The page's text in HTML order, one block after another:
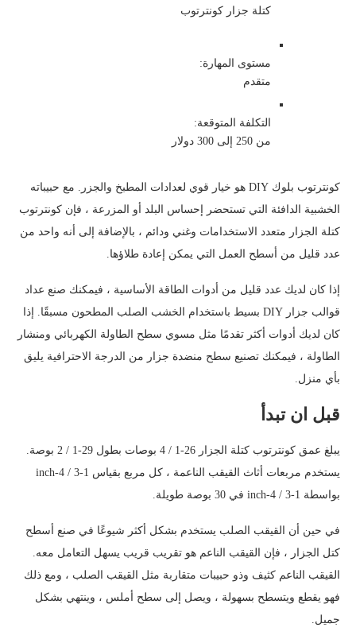
كتلة جزار كونترتوب
مستوى المهارة:
متقدم
التكلفة المتوقعة:
من 250 إلى 300 دولار
كونترتوب بلوك DIY هو خيار قوي لعدادات المطبخ والجزر. مع حبيباته
الخشبية الدافئة التي تستحضر إحساس البلد أو المزرعة ، فإن كونترتوب
كتلة الجزار متعدد الاستخدامات وغني ودائم ، بالإضافة إلى أنه واحد من
عدد قليل من أسطح العمل التي يمكن إعادة طلاؤها.
إذا كان لديك عدد قليل من أدوات الطاقة الأساسية ، فيمكنك صنع عداد
قوالب جزار DIY بسيط باستخدام الخشب الصلب المطحون مسبقًا. إذا
كان لديك أدوات أكثر تقدمًا مثل مسوي سطح الطاولة الكهربائي ومنشار
الطاولة ، فيمكنك تصنيع سطح منضدة جزار من الدرجة الاحترافية يليق
بأي منزل.
قبل ان تبدأ
يبلغ عمق كونترتوب كتلة الجزار 26-1 / 4 بوصات بطول 29-1 / 2 بوصة.
يستخدم مربعات أثاث القيقب الناعمة ، كل مربع بقياس 1-3 / 4-inch
بواسطة 1-3 / 4-inch في 30 بوصة طويلة.
في حين أن القيقب الصلب يستخدم بشكل أكثر شيوعًا في صنع أسطح
كتل الجزار ، فإن القيقب الناعم هو تقريب قريب يسهل التعامل معه.
القيقب الناعم كثيف وذو حبيبات متقاربة مثل القيقب الصلب ، ومع ذلك
فهو يقطع ويتسطح بسهولة ، ويصل إلى سطح أملس ، وينتهي بشكل
جميل.